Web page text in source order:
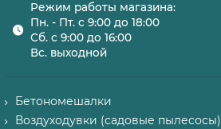
Режим работы магазина:
Пн. - Пт. с 9:00 до 18:00
Сб. с 9:00 до 16:00
Вс. выходной
Бетономешалки
Воздуходувки (садовые пылесосы)